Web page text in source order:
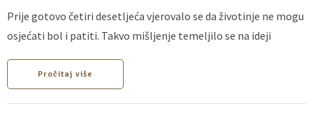
Prije gotovo četiri desetljeća vjerovalo se da životinje ne mogu
osjećati bol i patiti. Takvo mišljenje temeljilo se na ideji
Pročitaj više